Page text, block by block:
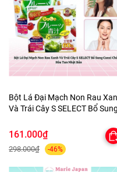
Bột Lá Đại Mạch Non Rau
Và Trái Cây S SELECT Bổ Sung
Bản
161.000₫
298.000₫ -46%